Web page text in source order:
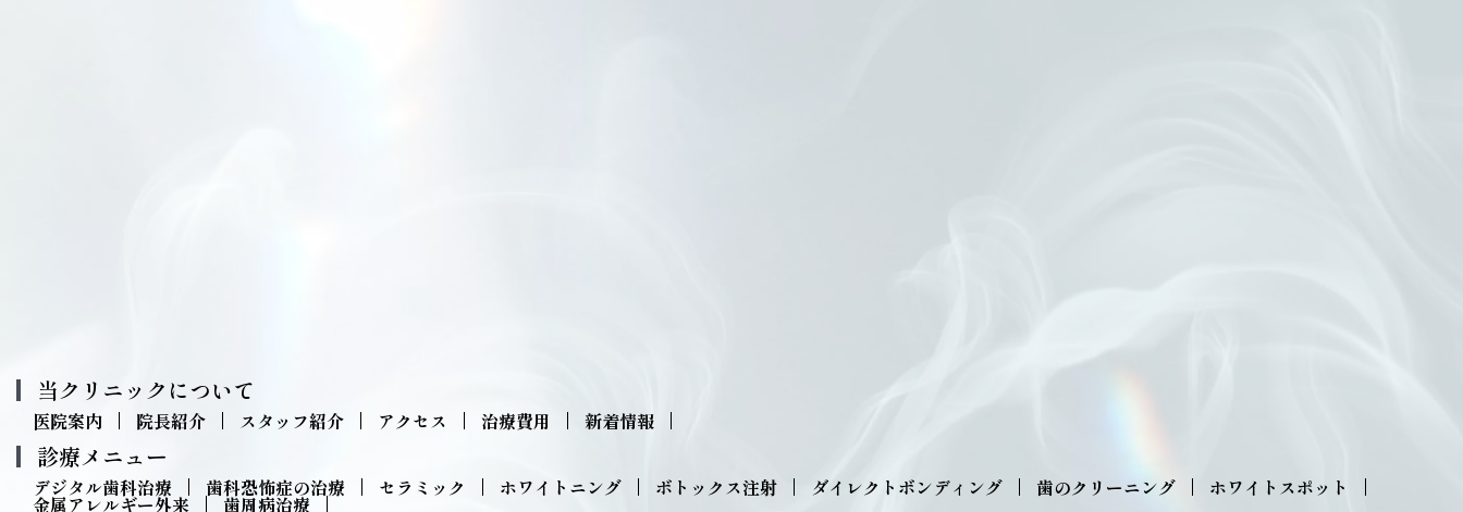
当クリニックについて
医院案内 院長紹介 スタッフ紹介 アクセス 治療費用 新着情報
診療メニュー
デジタル歯科治療 歯科恐怖症の治療 セラミック ホワイトニング ボトックス注射 ダイレクトボンディング 歯のクリーニング ホワイトスポット
金属アレルギー外来 歯周病治療